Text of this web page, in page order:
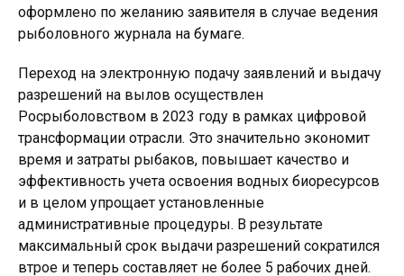
оформлено по желанию заявителя в случае ведения
рыболовного журнала на бумаге.
Переход на электронную подачу заявлений и выдачу
разрешений на вылов осуществлен
Росрыболовством в 2023 году в рамках цифровой
трансформации отрасли. Это значительно экономит
время и затраты рыбаков, повышает качество и
эффективность учета освоения водных биоресурсов
и в целом упрощает установленные
административные процедуры. В результате
максимальный срок выдачи разрешений сократился
втрое и теперь составляет не более 5 рабочих дней.